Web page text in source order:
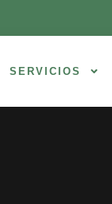
SERVICIOS